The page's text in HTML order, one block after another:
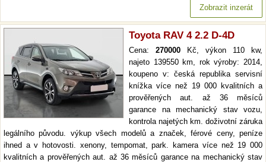
Zobrazit inzerát
Toyota RAV 4 2.2 D-4D
Cena: 270000 Kč, výkon 110 kw,
najeto 139550 km, rok výroby: 2014,
koupeno v: česká republika servisní
knížka více než 19 000 kvalitních a
prověřených aut. až 36 měsíců
garance na mechanický stav vozu,
kontrola najetých km. doživotní záruka
legálního původu. výkup všech modelů a značek, férové ceny, peníze
ihned a v hotovosti. xenony, tempomat, park. kamera více než 19 000
kvalitních a prověřených aut. až 36 měsíců garance na mechanický stav